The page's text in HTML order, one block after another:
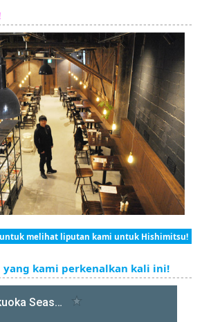
melihat liputan kami untuk Hishimitsu!
kami perkenalkan kali ini!